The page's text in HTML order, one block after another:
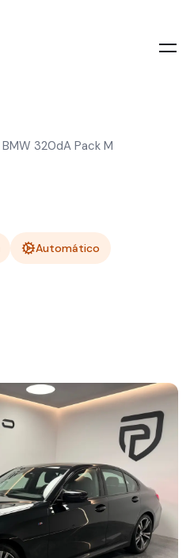
BMW 320dA Pack M
Automático